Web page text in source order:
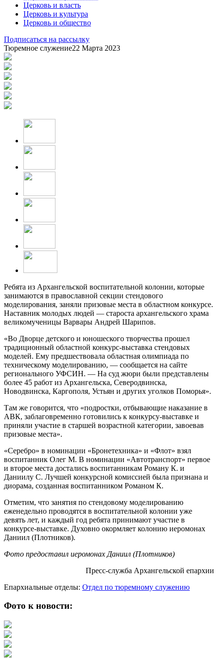
Церковь и власть
Церковь и культура
Церковь и общество
Подписаться на рассылку
Тюремное служение22 Марта 2023
Ребята из Архангельской воспитательной колонии, которые
занимаются в православной секции стендового
моделирования, заняли призовые места в областном конкурсе.
Наставник молодых людей — староста архангельского храма
великомученицы Варвары Андрей Шарипов.
«Во Дворце детского и юношеского творчества прошел
традиционный областной конкурс-выставка стендовых
моделей. Ему предшествовала областная олимпиада по
техническому моделированию, — сообщается на сайте
регионального УФСИН. — На суд жюри были представлены
более 45 работ из Архангельска, Северодвинска,
Новодвинска, Каргополя, Устьян и других уголков Поморья».
Там же говорится, что «подростки, отбывающие наказание в
АВК, заблаговременно готовились к конкурсу-выставке и
приняли участие в старшей возрастной категории, завоевав
призовые места».
«Серебро» в номинации «Бронетехника» и «Флот» взял
воспитанник Олег М. В номинации «Автотранспорт» первое
и второе места достались воспитанникам Роману К. и
Даниилу С. Лучшей конкурсной комиссией была признана и
диорама, созданная воспитанником Романом К.
Отметим, что занятия по стендовому моделированию
еженедельно проводятся в воспитательной колонии уже
девять лет, и каждый год ребята принимают участие в
конкурсе-выставке. Духовно окормляет колонию иеромонах
Даниил (Плотников).
Фото предоставил иеромонах Даниил (Плотников)
Пресс-служба Архангельской епархии
Епархиальные отделы: Отдел по тюремному служению
Фото к новости: